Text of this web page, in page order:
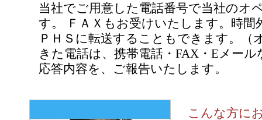
当社でご用意した電話番号で当社のオ
す。 ＦＡＸもお受けいたします。時間
ＰＨＳに転送することもできます。（
きた電話は、携帯電話・FAX・Eメー
応答内容を、ご報告いたします。
こんな方に